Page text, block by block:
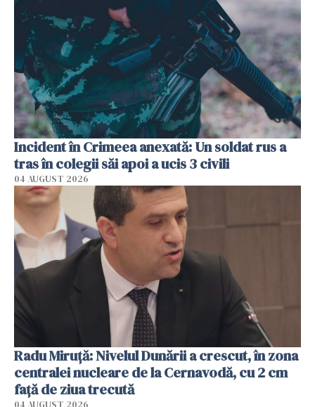
Incident în Crimeea anexată: Un soldat rus a
tras în colegii săi apoi a ucis 3 civili
04 AUGUST 2026
Radu Miruţă: Nivelul Dunării a crescut, în zona
centralei nucleare de la Cernavodă, cu 2 cm
faţă de ziua trecută
04 AUGUST 2026